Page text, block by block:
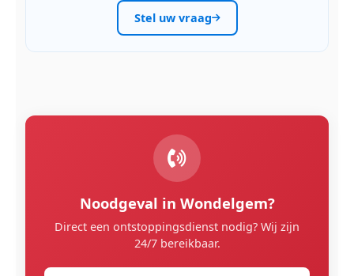
Stel uw vraag
Noodgeval in Wondelgem?
Direct een ontstoppingsdienst nodig? Wij zijn
24/7 bereikbaar.